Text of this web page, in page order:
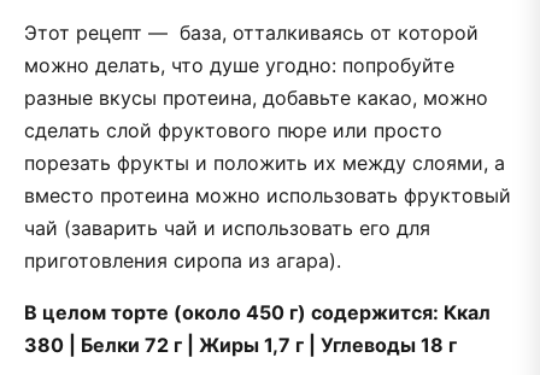
Этот рецепт — база, отталкиваясь от которой
можно делать, что душе угодно: попробуйте
разные вкусы протеина, добавьте какао, можно
сделать слой фруктового пюре или просто
порезать фрукты и положить их между слоями, а
вместо протеина можно использовать фруктовый
чай (заварить чай и использовать его для
приготовления сиропа из агара).
В целом торте (около 450 г) содержится: Ккал
380 | Белки 72 г | Жиры 1,7 г | Углеводы 18 г